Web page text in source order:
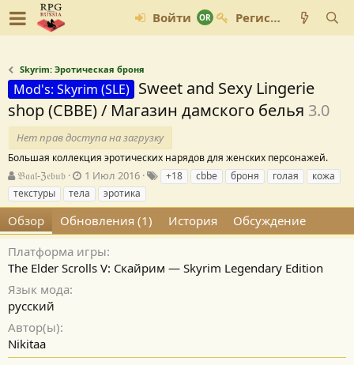
Войти Регистрация
Skyrim: Эротическая броня
Mod's: Skyrim (SLE) Sweet and Sexy Lingerie
shop (СВВЕ) / Магазин дамского белья 3.0
Нет прав доступа на загрузку
Большая коллекция эротических нарядов для женских персонажей.
А
в
т
о
р
𝔅𝔞𝔞𝔩-ℨ𝔢𝔟𝔲𝔟
Д
а
т
а
с
з
д
1 Июл 2016 +18 cbbe броня голая
кожа
текстуры
тела эротика
Обзор Обновления (1) История
Обсуждение
Платформа игры
The Elder Scrolls V: Скайрим — Skyrim Legendary Edition
Язык мода
русский
Автор(ы)
Nikitaa